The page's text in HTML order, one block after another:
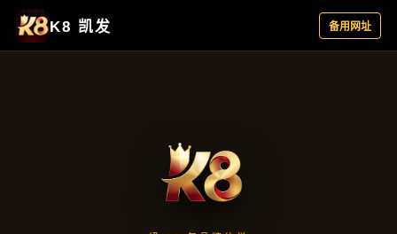
服务类型
首页 服务类型